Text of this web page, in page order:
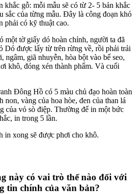
khắc gỗ: mỗi mẫu sẽ có từ 2- 5 bản khắc
sắc của từng mẫu. Đây là công đoạn khó
phải có kỹ thuật cao.
một tờ giấy dó hoàn chỉnh, người ta đã
Dó được lấy từ trên rừng về, rồi phải trải
ngâm, giã nhuyễn, hòa bột vào bể seo,
khô, đóng xén thành phẩm. Và cuối
Đông Hồ có 5 màu chủ đạo hoàn toàn
non, vàng của hoa hòe, đen của than lá
của vỏ sò điệp. Thường để in một bức
in trong 5 lần.
in xong sẽ được phơi cho khô.
này có vai trò thế nào đối với
tin chính của văn bản?